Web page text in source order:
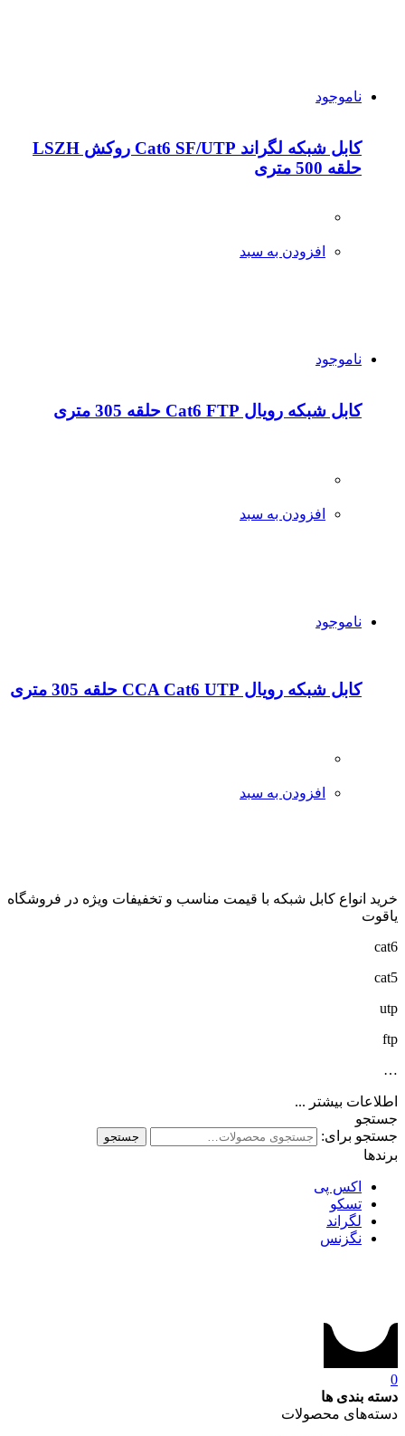
ناموجود
کابل شبکه لگراند Cat6 SF/UTP روکش LSZH
حلقه 500 متری
افزودن به سبد
ناموجود
کابل شبکه رویال Cat6 FTP حلقه 305 متری
افزودن به سبد
ناموجود
کابل شبکه رویال CCA Cat6 UTP حلقه 305 متری
افزودن به سبد
خرید انواع کابل شبکه با قیمت مناسب و تخفیفات ویژه در فروشگاه
یاقوت
cat6
cat5
utp
ftp
…
اطلاعات بیشتر ...
جستجو
جستجو برای:
جستجو
برندها
اکس پی
تسکو
لگراند
نگزنس
0
دسته بندی ها
دسته‌های محصولات